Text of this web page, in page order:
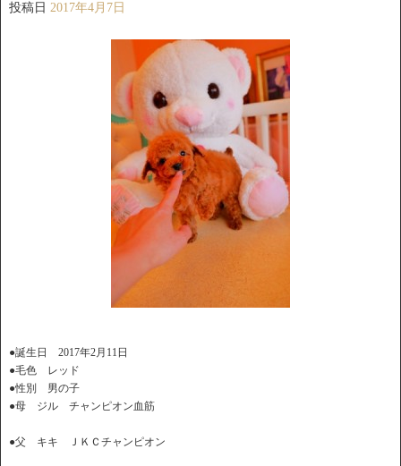
投稿日 2017年4月7日
●誕生日 2017年2月11日
●毛色 レッド
●性別 男の子
●母 ジル チャンピオン血筋
●父 キキ ＪＫＣチャンピオン